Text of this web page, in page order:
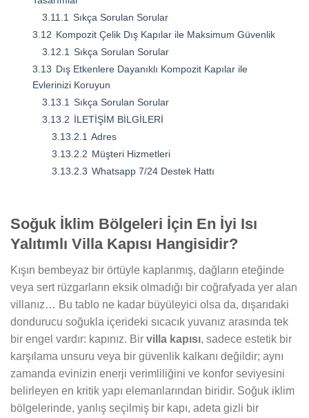
3.11.1 Sıkça Sorulan Sorular
3.12 Kompozit Çelik Dış Kapılar ile Maksimum Güvenlik
3.12.1 Sıkça Sorulan Sorular
3.13 Dış Etkenlere Dayanıklı Kompozit Kapılar ile
Evlerinizi Koruyun
3.13.1 Sıkça Sorulan Sorular
3.13.2 İLETİŞİM BİLGİLERİ
3.13.2.1 Adres
3.13.2.2 Müşteri Hizmetleri
3.13.2.3 Whatsapp 7/24 Destek Hattı
Soğuk İklim Bölgeleri İçin En İyi Isı
Yalıtımlı Villa Kapısı Hangisidir?
Kışın bembeyaz bir örtüyle kaplanmış, dağların eteğinde
veya sert rüzgarların eksik olmadığı bir coğrafyada yer alan
villanız… Bu tablo ne kadar büyüleyici olsa da, dışarıdaki
dondurucu soğukla içerideki sıcacık yuvanız arasında tek
bir engel vardır: kapınız. Bir villa kapısı, sadece estetik bir
karşılama unsuru veya bir güvenlik kalkanı değildir; aynı
zamanda evinizin enerji verimliliğini ve konfor seviyesini
belirleyen en kritik yapı elemanlarından biridir. Soğuk iklim
bölgelerinde, yanlış seçilmiş bir kapı, adeta gizli bir